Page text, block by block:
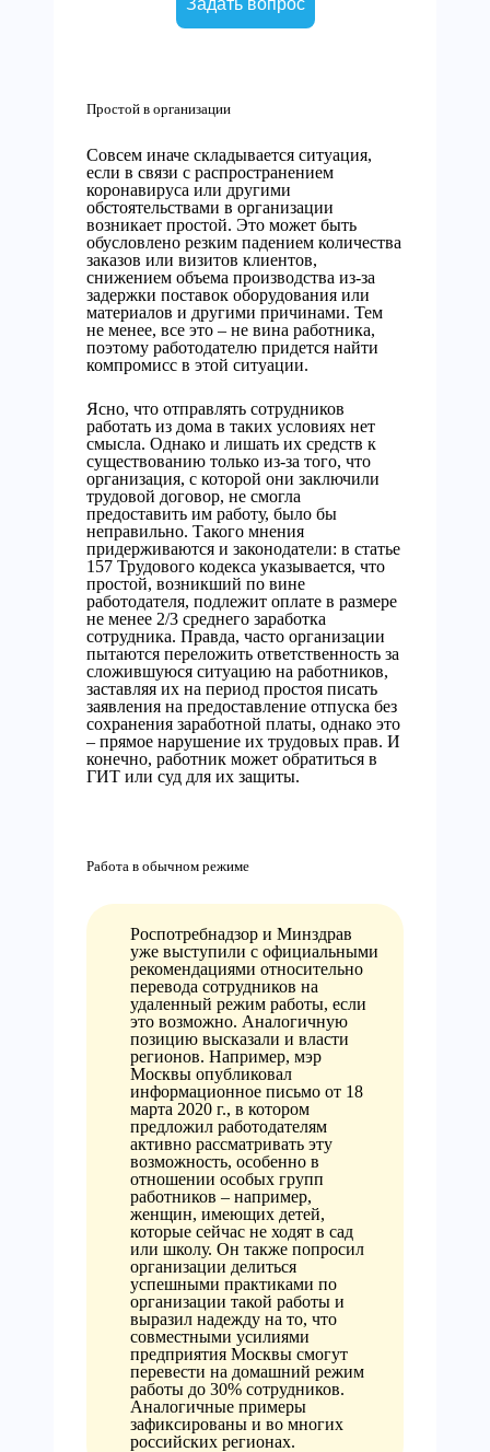
Задать вопрос
Простой в организации
Совсем иначе складывается ситуация,
если в связи с распространением
коронавируса или другими
обстоятельствами в организации
возникает простой. Это может быть
обусловлено резким падением количества
заказов или визитов клиентов,
снижением объема производства из-за
задержки поставок оборудования или
материалов и другими причинами. Тем
не менее, все это – не вина работника,
поэтому работодателю придется найти
компромисс в этой ситуации.
Ясно, что отправлять сотрудников
работать из дома в таких условиях нет
смысла. Однако и лишать их средств к
существованию только из-за того, что
организация, с которой они заключили
трудовой договор, не смогла
предоставить им работу, было бы
неправильно. Такого мнения
придерживаются и законодатели: в статье
157 Трудового кодекса указывается, что
простой, возникший по вине
работодателя, подлежит оплате в размере
не менее 2/3 среднего заработка
сотрудника. Правда, часто организации
пытаются переложить ответственность за
сложившуюся ситуацию на работников,
заставляя их на период простоя писать
заявления на предоставление отпуска без
сохранения заработной платы, однако это
– прямое нарушение их трудовых прав. И
конечно, работник может обратиться в
ГИТ или суд для их защиты.
Работа в обычном режиме
Роспотребнадзор и Минздрав
уже выступили с официальными
рекомендациями относительно
перевода сотрудников на
удаленный режим работы, если
это возможно. Аналогичную
позицию высказали и власти
регионов. Например, мэр
Москвы опубликовал
информационное письмо от 18
марта 2020 г., в котором
предложил работодателям
активно рассматривать эту
возможность, особенно в
отношении особых групп
работников – например,
женщин, имеющих детей,
которые сейчас не ходят в сад
или школу. Он также попросил
организации делиться
успешными практиками по
организации такой работы и
выразил надежду на то, что
совместными усилиями
предприятия Москвы смогут
перевести на домашний режим
работы до 30% сотрудников.
Аналогичные примеры
зафиксированы и во многих
российских регионах.